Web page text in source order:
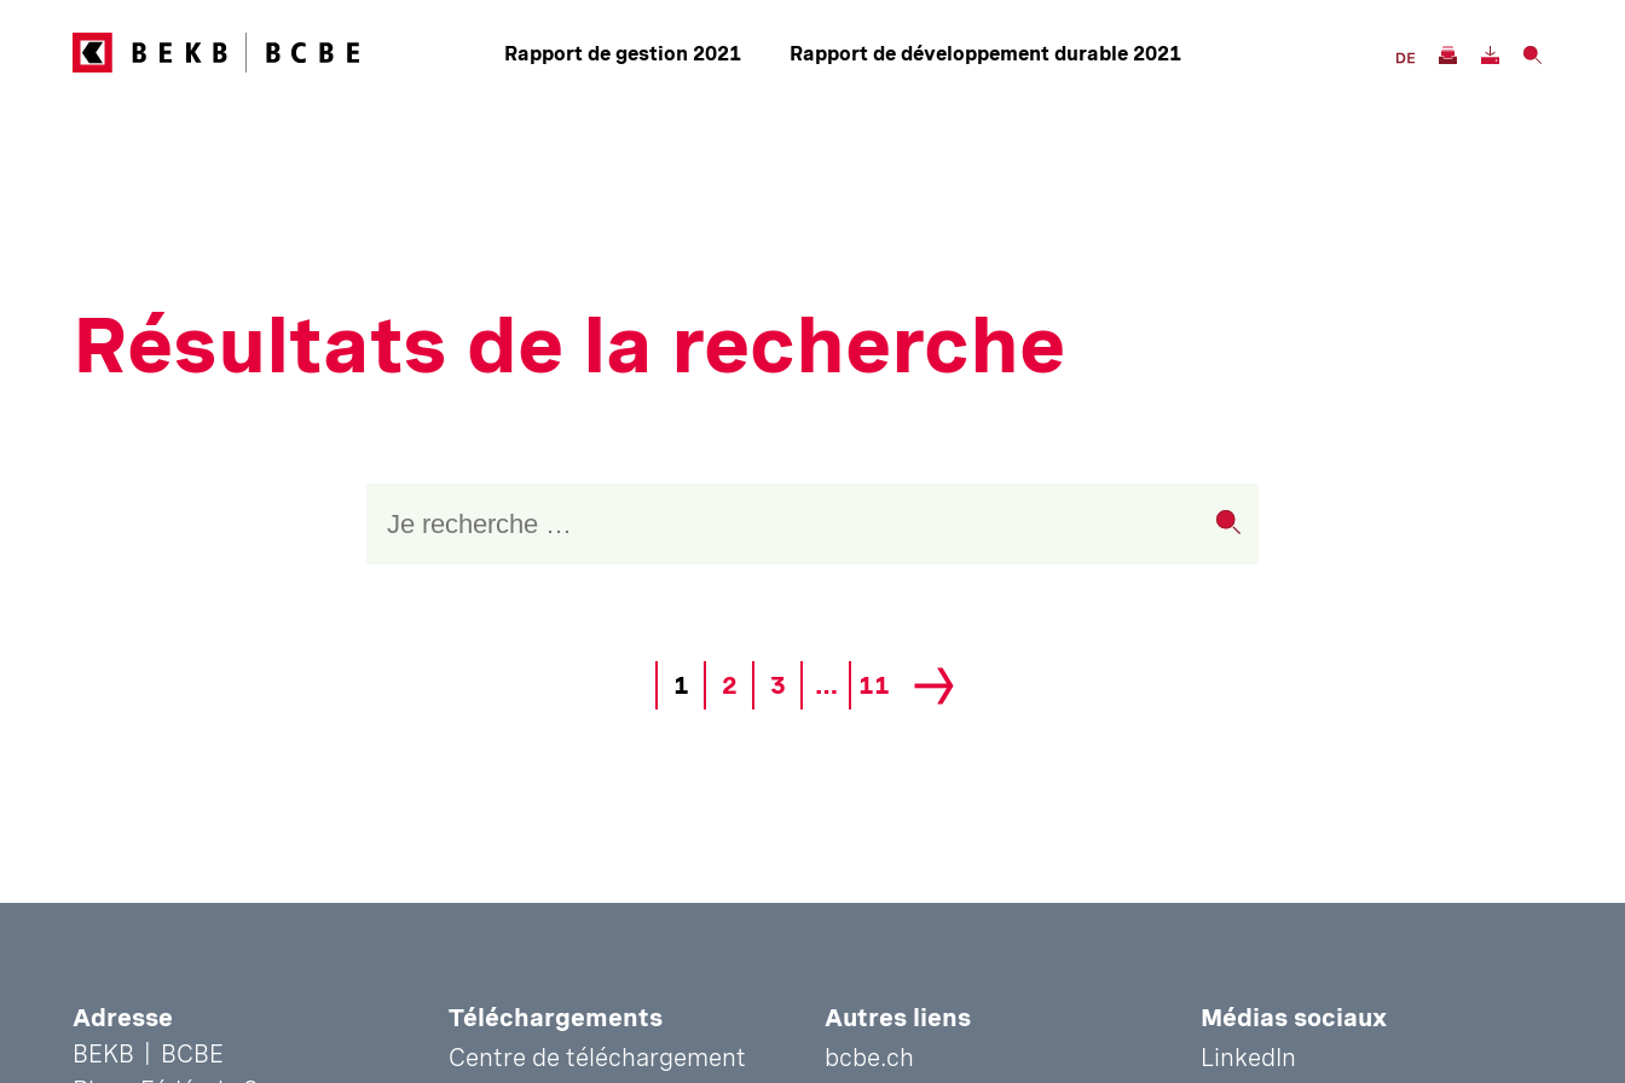
Rapport de gestion 2021 Rapport de développement durable 2021
Résultats de la recherche
search-label
1 2 3 … 11
Adresse
BEKB | BCBE
Téléchargements
Centre de téléchargement
Autres liens
bcbe.ch
Médias sociaux
LinkedIn